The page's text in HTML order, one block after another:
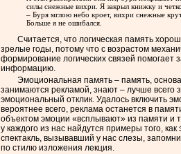
силы снежные вихри. Я закрыл книжку и
– Буря мглою небо кроет, вихри снежные
Больше я не ошибался.
Считается, что логическая память
зрелые годы, потому что с возрастом
формирование логических связей помогает
информацию.
Эмоциональная память – память,
занимаются рекламой, знают – лучше
эмоциональный отклик. Удалось включить
вероятнее всего, реклама останется в
объектом эмоции «всплывают» из памяти
у каждого из нас найдутся примеры того,
спектакль, вызывавший у нас слезы,
по стилю изложения лекция.